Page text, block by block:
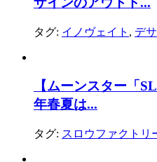
タグ: イノヴェイト , デ
【ムーンスター「
年春夏は...
タグ: スロウファクトリ